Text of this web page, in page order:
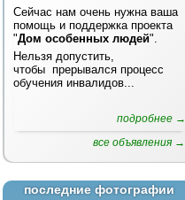
Сейчас нам очень нужна ваша
помощь и поддержка проекта
"Дом особенных людей".
Нельзя допустить,
чтобы прерывался процесс
обучения инвалидов...
подробнее →
все объявления →
последние фотографии